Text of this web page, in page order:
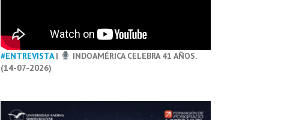
#ENTREVISTA|
INDOAMÉRICA CELEBRA 41 AÑOS.
(14-07-2026)